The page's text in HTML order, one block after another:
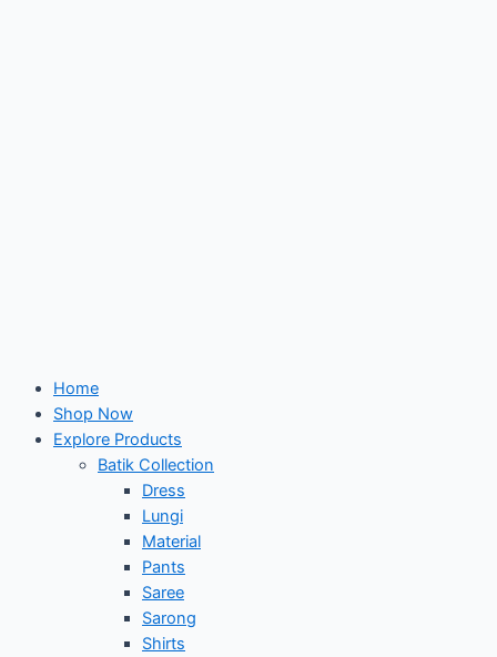
Home
Shop Now
Explore Products
Batik Collection
Dress
Lungi
Material
Pants
Saree
Sarong
Shirts